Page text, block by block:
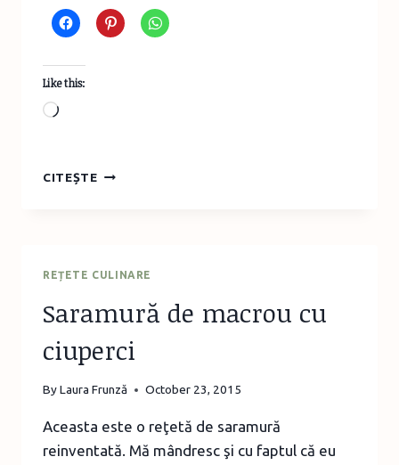
Like this:
Loading…
CITEȘTECINCI
MARE
REȚETE CULINARE
Saramură de macrou cu
ciuperci
ByLaura Frunză October 23, 2015
Aceasta este o reţetă de saramură
reinventată. Mă mândresc şi cu faptul că eu